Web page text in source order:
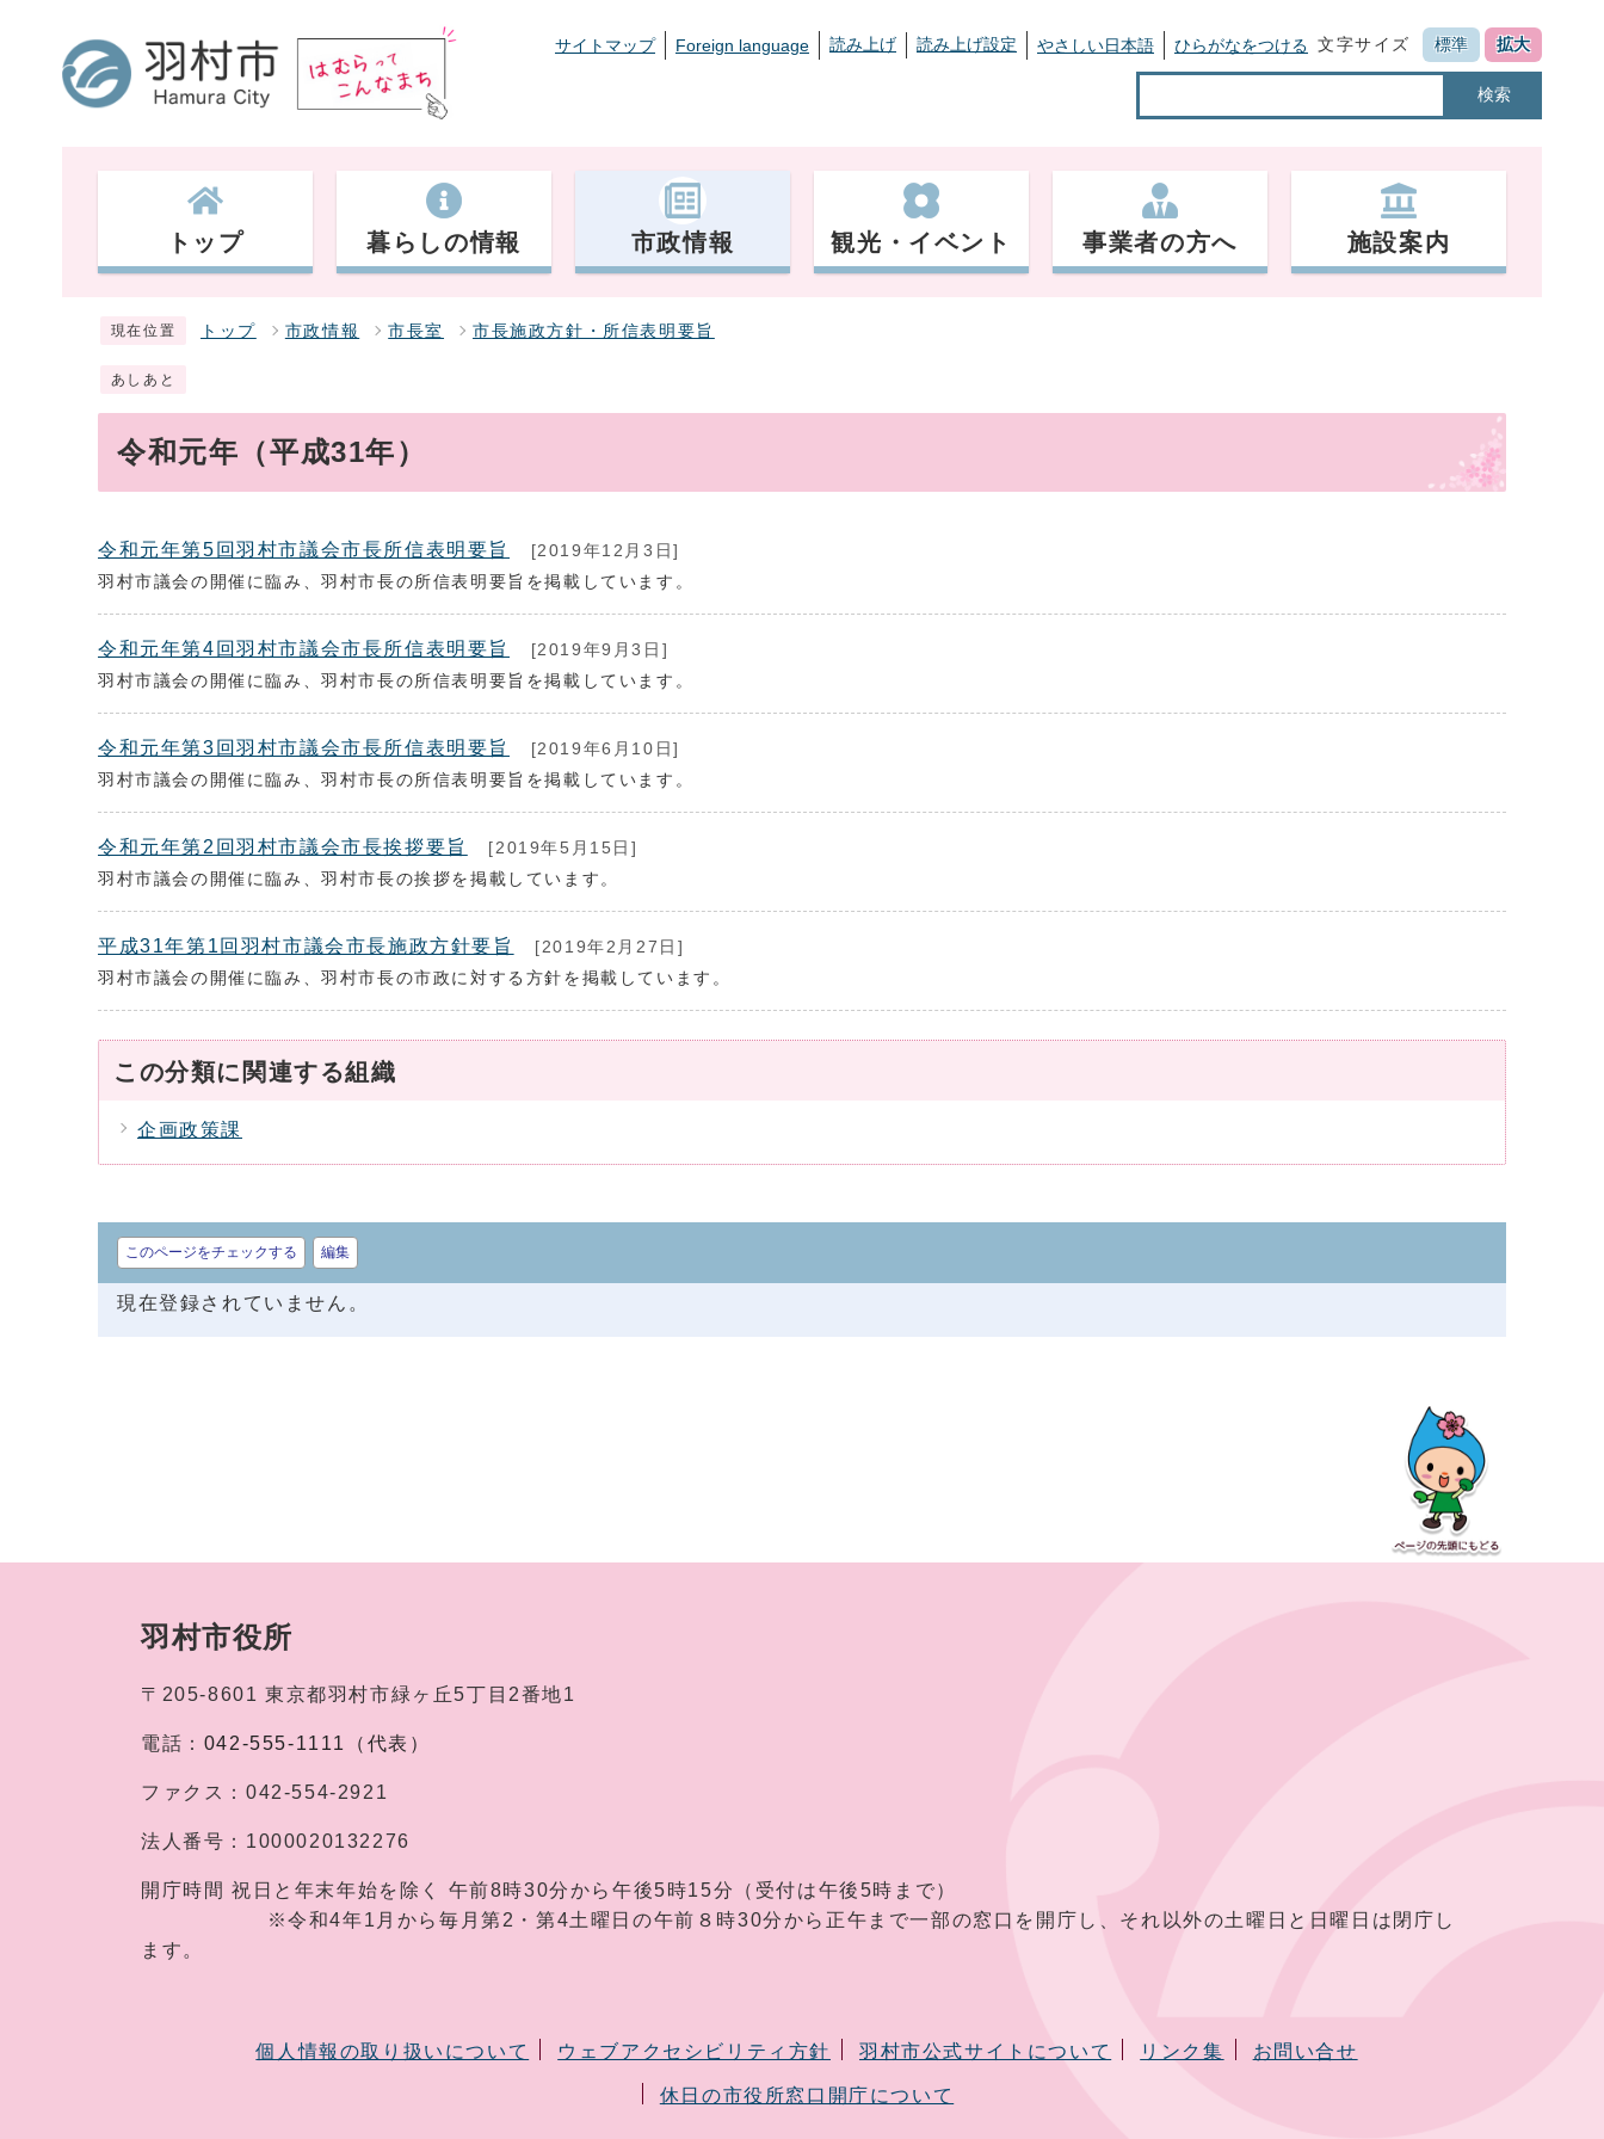
サイトマップ Foreign language 読み上げ 読み上げ設定 やさしい日本語 ひらがなをつける 文字サイズ 標準 拡大
検索
トップ 暮らしの情報 市政情報 観光・イベント 事業者の方へ 施設案内
現在位置 トップ 市政情報 市長室 市長施政方針・所信表明要旨
あしあと
令和元年（平成31年）
令和元年第5回羽村市議会市長所信表明要旨
[2019年12月3日]
羽村市議会の開催に臨み、羽村市長の所信表明要旨を掲載しています。
令和元年第4回羽村市議会市長所信表明要旨
[2019年9月3日]
羽村市議会の開催に臨み、羽村市長の所信表明要旨を掲載しています。
令和元年第3回羽村市議会市長所信表明要旨
[2019年6月10日]
羽村市議会の開催に臨み、羽村市長の所信表明要旨を掲載しています。
令和元年第2回羽村市議会市長挨拶要旨
[2019年5月15日]
羽村市議会の開催に臨み、羽村市長の挨拶を掲載しています。
平成31年第1回羽村市議会市長施政方針要旨
[2019年2月27日]
羽村市議会の開催に臨み、羽村市長の市政に対する方針を掲載しています。
この分類に関連する組織
企画政策課
このページをチェックする 編集
現在登録されていません。
羽村市役所
〒205-8601 東京都羽村市緑ヶ丘5丁目2番地1
電話： 042-555-1111（代表）
ファクス： 042-554-2921
法人番号： 1000020132276
開庁時間 祝日と年末年始を除く 午前8時30分から午後5時15分（受付は午後5時まで）
※令和4年1月から毎月第2・第4土曜日の午前８時30分から正午まで一部の窓口を開庁し、それ以外の土曜日と日曜日は閉庁し
ます。
個人情報の取り扱いについて ウェブアクセシビリティ方針 羽村市公式サイトについて リンク集 お問い合せ
休日の市役所窓口開庁について